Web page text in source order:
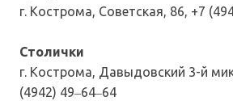
г. Кострома, Советская, 86, +7
Столички
г. Кострома, Давыдовский 3-й
(4942) 49‒64‒64